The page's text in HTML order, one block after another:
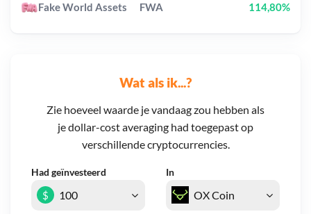
Wat als ik...?
Zie hoeveel waarde je vandaag zou hebben als
je dollar-cost averaging had toegepast op
verschillende cryptocurrencies.
Had geïnvesteerd In
$
Fake World Assets FWA 114,80%